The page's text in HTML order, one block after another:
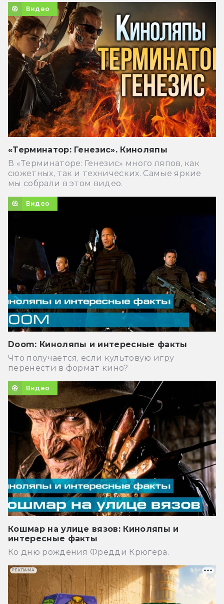
Видео
«Терминатор: Генезис». Киноляпы
В «Терминаторе: Генезис» много ляпов, как
сюжетных, так и технических. Самые яркие
мы собрали в этом видео.
Видео
Doom: Киноляпы и интересные факты
Что получается, если культовую игру
перенести в формат кино?
Видео
Кошмар на улице вязов: Киноляпы и
интересные факты
Ко дню рождения Фредди Крюгера.
РЕКЛАМА